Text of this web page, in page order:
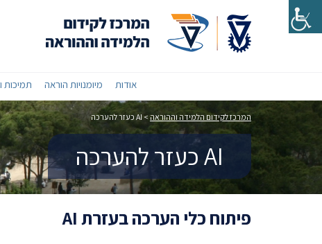
אודות מיומנויות הוראה תמיכות
המרכז לקידום הלמידה וההוראה > AI כעזר להערכה
AI כעזר להערכה
פיתוח כלי הערכה בעזרת AI